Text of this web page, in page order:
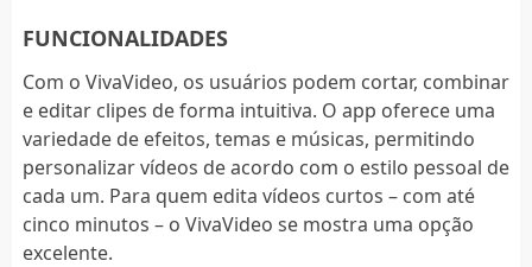
FUNCIONALIDADES
Com o VivaVideo, os usuários podem cortar, combinar
e editar clipes de forma intuitiva. O app oferece uma
variedade de efeitos, temas e músicas, permitindo
personalizar vídeos de acordo com o estilo pessoal de
cada um. Para quem edita vídeos curtos – com até
cinco minutos – o VivaVideo se mostra uma opção
excelente.